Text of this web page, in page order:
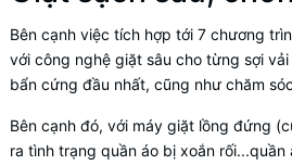
Bên cạnh việc tích hợp tới 7 chương
với công nghệ giặt sâu cho từng sợi
bẩn cứng đầu nhất, cũng như chăm
Bên cạnh đó, với máy giặt lồng đứng
ra tình trạng quần áo bị xoắn